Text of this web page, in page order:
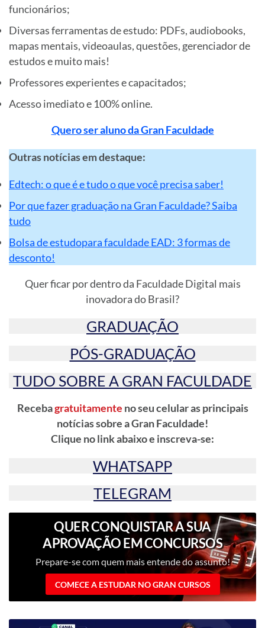
funcionários;
Diversas ferramentas de estudo: PDFs, audiobooks,
mapas mentais, videoaulas, questões, gerenciador de
estudos e muito mais!
Professores experientes e capacitados;
Acesso imediato e 100% online.
Quero ser aluno da Gran Faculdade
Outras notícias em destaque:
Edtech: o que é e tudo o que você precisa saber!
Por que fazer graduação na Gran Faculdade? Saiba
tudo
Bolsa de estudopara faculdade EAD: 3 formas de
desconto!
Quer ficar por dentro da Faculdade Digital mais
inovadora do Brasil?
GRADUAÇÃO
PÓS-GRADUAÇÃO
TUDO SOBRE A GRAN FACULDADE
Recebagratuitamente no seu celular as principais
notícias sobre a Gran Faculdade!
Clique no link abaixo e inscreva-se:
WHATSAPP
TELEGRAM
QUER CONQUISTAR A SUA
APROVAÇÃO EM CONCURSOS
PÚBLICOS?
Prepare-se com quem mais entende do assunto!
COMECE A ESTUDAR NO GRAN CURSOS